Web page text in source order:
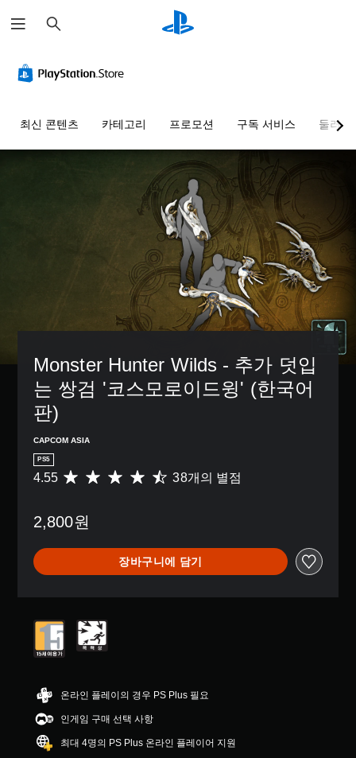
색
최신 콘텐츠 카테고리 프로모션 구독 서비스 둘러보
Monster Hunter Wilds - 추가 덧입
는 쌍검 '코스모로이드윙' (한국어
판)
CAPCOM ASIA
PS5
총
별
으
로
부
개
별
중
4
5
5
개
4.55 38개의 별점
2,800원
장바구니에 담기
온라인 플레이의 경우 PS Plus 필요
인게임 구매 선택 사항
최대 4명의 PS Plus 온라인 플레이어 지원